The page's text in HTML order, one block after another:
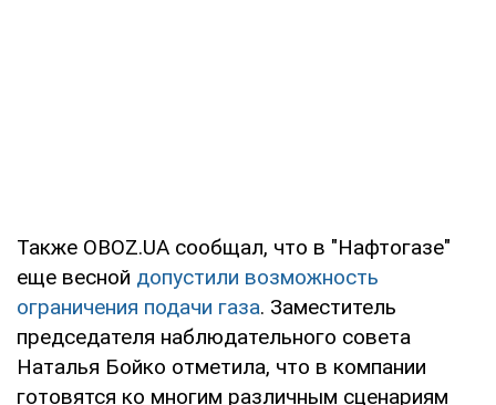
Также OBOZ.UA сообщал, что в "Нафтогазе"
еще весной допустили возможность
ограничения подачи газа. Заместитель
председателя наблюдательного совета
Наталья Бойко отметила, что в компании
готовятся ко многим различным сценариям